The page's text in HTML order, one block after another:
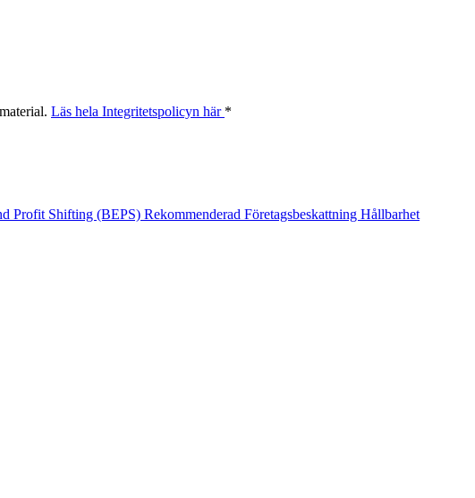
Läs hela Integritetspolicyn här *
Profit Shifting (BEPS) Rekommenderad Företagsbeskattning Hållbarhet